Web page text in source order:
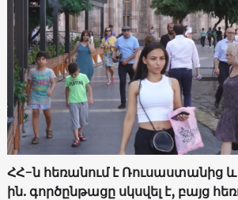
ՀՀ-ն հեռանում է Ռուսաստանից
ին. գործընթացը սկսվել է, բայց